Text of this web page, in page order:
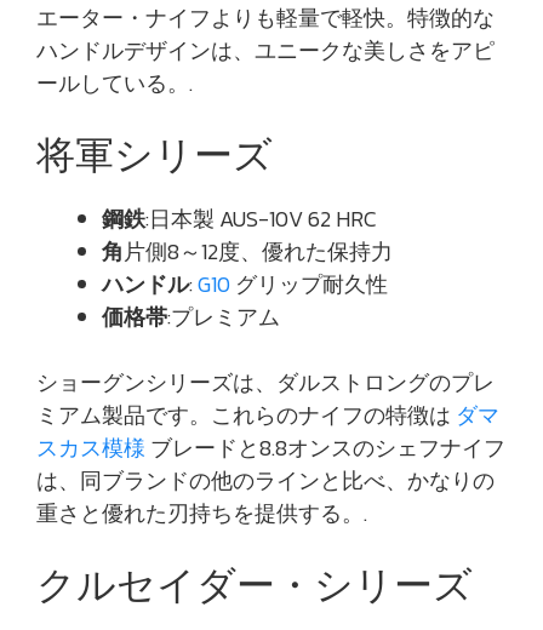
エーター・ナイフよりも軽量で軽快。特徴的な
ハンドルデザインは、ユニークな美しさをアピ
ールしている。.
将軍シリーズ
鋼鉄:日本製 AUS-10V 62 HRC
角片側8～12度、優れた保持力
ハンドル:G10 グリップ耐久性
価格帯:プレミアム
ショーグンシリーズは、ダルストロングのプレ
ミアム製品です。これらのナイフの特徴は ダマ
スカス模様 ブレードと8.8オンスのシェフナイフ
は、同ブランドの他のラインと比べ、かなりの
重さと優れた刃持ちを提供する。.
クルセイダー・シリーズ